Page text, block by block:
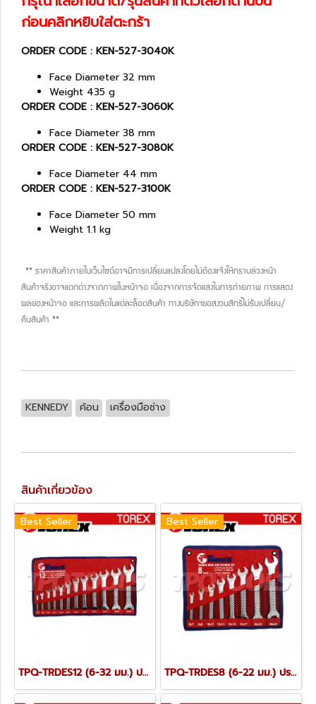
ก่อนคลิกหยิบใส่ตะกร้า
ORDER CODE : KEN-527-3040K
Face Diameter 32 mm
Weight 435 g
ORDER CODE : KEN-527-3060K
Face Diameter 38 mm
ORDER CODE : KEN-527-3080K
Face Diameter 44 mm
ORDER CODE : KEN-527-3100K
Face Diameter 50 mm
Weight 1.1 kg
** ราคาสินค้าภายในเว็บไซต์อาจมีการเปลี่ยนแปลงโดยไม่ต้องแจ้งให้ทราบล่วงหน้า
สินค้าจริงอาจแตกต่างจากภาพในหน้าจอ เนื่องจากการจัดแสงในการถ่ายภาพ การแสดง
ผลของหน้าจอ และการผลิตในแต่ละล็อตสินค้า ทางบริษัทฯขอสงวนสิทธิ์ไม่รับเปลี่ยน/
คืนสินค้า **
KENNEDY ค้อน เครื่องมือช่าง
สินค้าเกี่ยวข้อง
Best Seller
TPQ-TRDES12 (6-32 มม.) ประแจปากตายชุด 12 ตัว TOREX
Best Seller
TPQ-TRDES8 (6-22 มม.) ประแจปากตายชุด 8 ตัว TOREX